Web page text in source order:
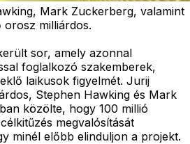
Mark Zuckerberg, valamint
orosz milliárdos.
sor, amely azonnal
foglalkozó szakemberek,
laikusok figyelmét. Jurij
Stephen Hawking és Mark
közölte, hogy 100 millió
megvalósítását
minél előbb elinduljon a projekt.